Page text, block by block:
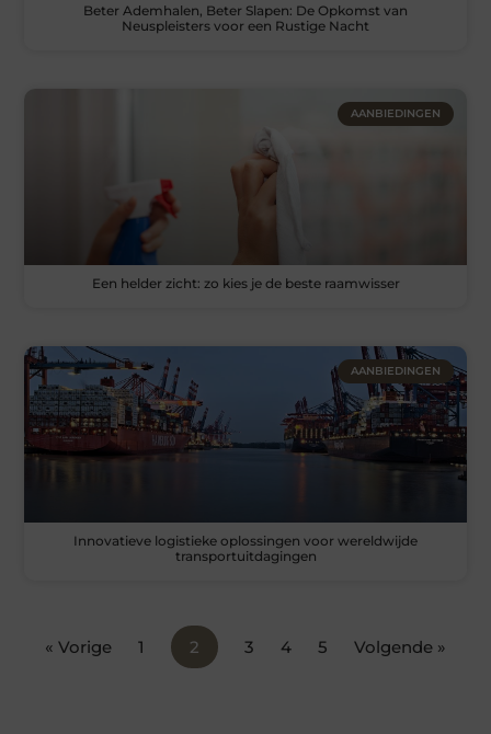
Beter Ademhalen, Beter Slapen: De Opkomst van
Neuspleisters voor een Rustige Nacht
AANBIEDINGEN
Een helder zicht: zo kies je de beste raamwisser
AANBIEDINGEN
Innovatieve logistieke oplossingen voor wereldwijde
transportuitdagingen
« Vorige 1 2 3 4 5 Volgende »